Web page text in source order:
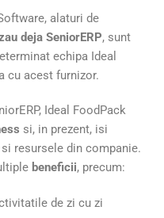
alaturi de
deja SeniorERP, sunt
echipa Ideal
cu acest furnizor.
Ideal FoodPack
si, in prezent, isi
resursele din companie.
beneficii, precum:
de zi cu zi